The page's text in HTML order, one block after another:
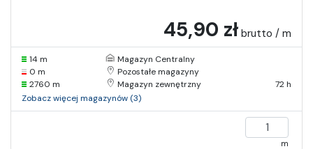
45,90 zł brutto / m
14 m
Magazyn Centralny
0 m
Pozostałe magazyny
2760 m
Magazyn zewnętrzny
72 h
Zobacz więcej magazynów (3)
m